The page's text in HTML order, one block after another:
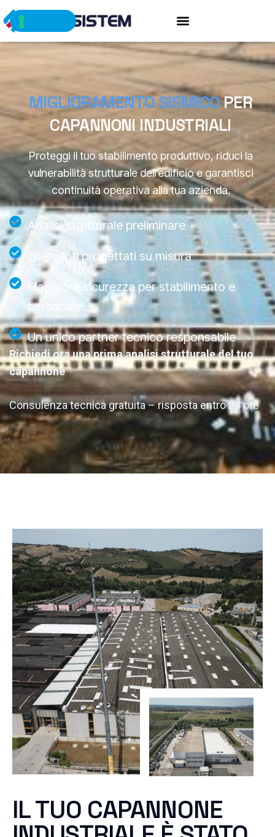
MIGLIORAMENTO SISMICOPER
CAPANNONI INDUSTRIALI
Proteggi il tuo stabilimento produttivo, riduci la
vulnerabilità strutturale dell’edificio e garantisci
continuità operativa alla tua azienda.
Analisi strutturale preliminare
Interventi progettati su misura
Maggiore sicurezza per stabilimento e
personale
Un unico partner tecnico responsabile
Richiedi ora una prima analisi strutturale del tuo
capannone
Consulenza tecnica gratuita – risposta entro 24 ore
IL TUO CAPANNONE